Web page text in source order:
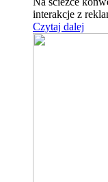
interakcje z
Czytaj dalej